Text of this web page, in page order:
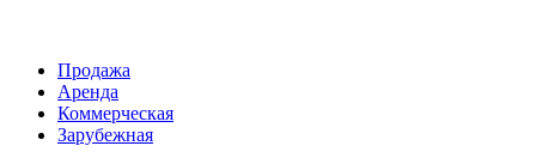
Продажа
Аренда
Коммерческая
Зарубежная